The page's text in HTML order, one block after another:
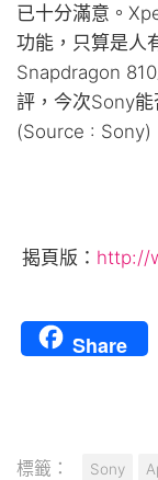
已十分滿意。
功能，只算是人
Snapdragon
評，今次Sony能
(Source : Sony)
揭頁版： http://
Share
標籤： Sony